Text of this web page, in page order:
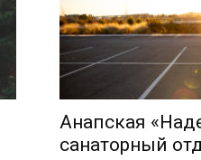
Анапская
санаторный